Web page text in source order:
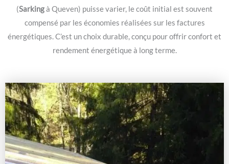
(Sarkingà Queven) puisse varier, le coût initial est souvent
compensé par les économies réalisées sur les factures
énergétiques. C’est un choix durable, conçu pour offrir confort et
rendement énergétique à long terme.